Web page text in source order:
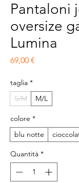
Pantaloni
oversize
Lumina
69,00 €
taglia *
S/M
M/L
colore *
blu notte
Quantità *